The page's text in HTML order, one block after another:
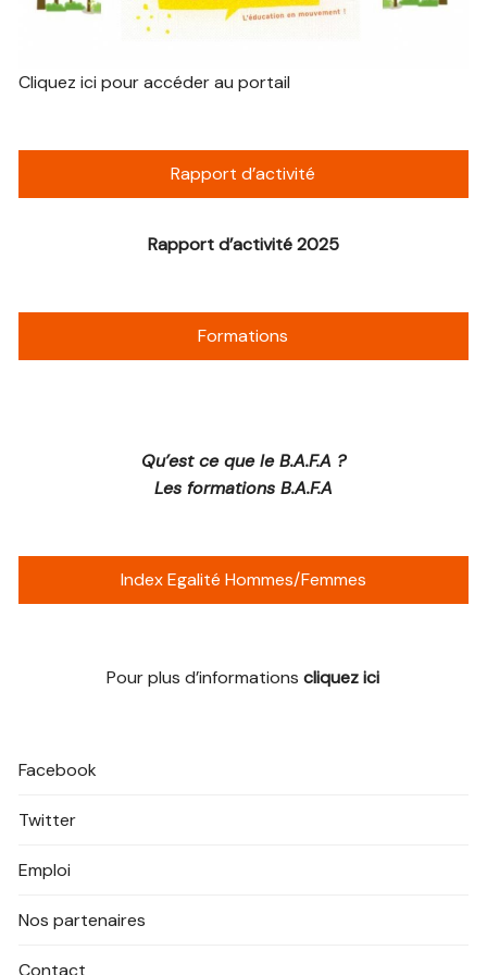
Cliquez ici pour accéder au portail
Rapport d’activité
Rapport d’activité 2025
Formations
Qu’est ce que le B.A.F.A ?
Les formations B.A.F.A
Index Egalité Hommes/Femmes
Pour plus d’informationscliquez ici
Facebook
Twitter
Emploi
Nos partenaires
Contact